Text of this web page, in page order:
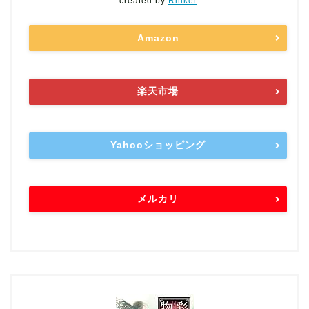
Amazon
楽天市場
Yahooショッピング
メルカリ